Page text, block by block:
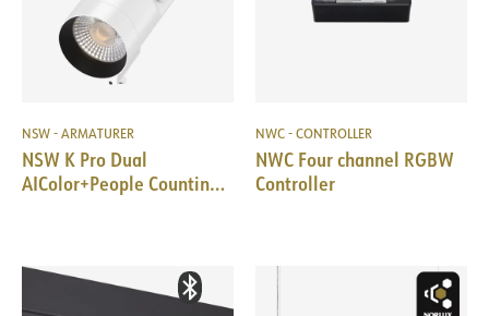
NSW - ARMATURER
NSW K Pro Dual
AIColor+People Counting
NWC - CONTROLLER
NWC Four channel RGBW
Controller